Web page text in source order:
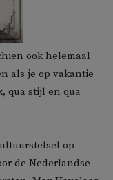
ook helemaal
als je op vakantie
qua stijl en qua
op
de Nederlandse